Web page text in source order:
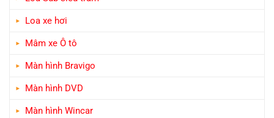
Loa xe hơi
Mâm xe Ô tô
Màn hình Bravigo
Màn hình DVD
Màn hình Wincar